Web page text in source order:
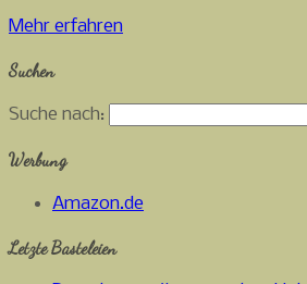
Mehr erfahren
Suchen
Suche nach:
Werbung
Amazon.de
Letzte Basteleien